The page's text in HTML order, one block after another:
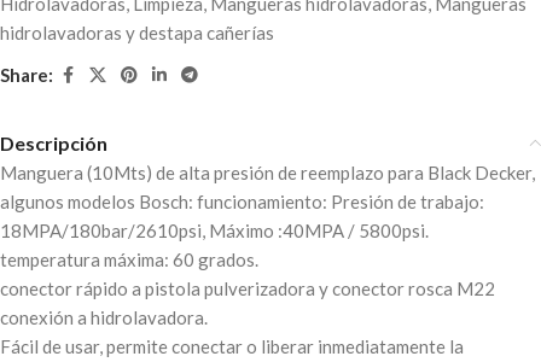
hidrolavadoras y destapa cañerías
Share:
Descripción
Manguera (10Mts) de alta presión de reemplazo para Black Decker,
algunos modelos Bosch: funcionamiento: Presión de trabajo:
18MPA/180bar/2610psi, Máximo :40MPA / 5800psi.
temperatura máxima: 60 grados.
conector rápido a pistola pulverizadora y conector rosca M22
conexión a hidrolavadora.
Fácil de usar, permite conectar o liberar inmediatamente la